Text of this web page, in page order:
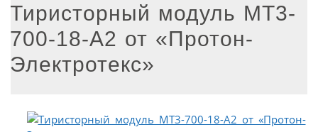
Тиристорный модуль МТ3-
700-18-А2 от «Протон-
Электротекс»